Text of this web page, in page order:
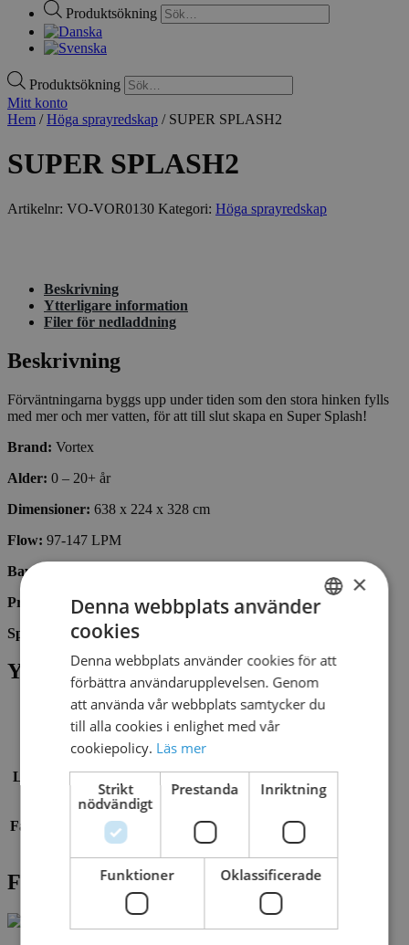
Produktsökning
Produktsökning
Mitt konto
Hem /Höga sprayredskap / SUPER SPLASH2
SUPER SPLASH2
Artikelnr: VO-VOR0130 Kategori: Höga sprayredskap
Beskrivning
Ytterligare information
Filer för nedladdning
Beskrivning
Förväntningarna byggs upp under tiden som den stora hinken fylls
med mer och mer vatten, för att till slut skapa en Super Splash!
Brand: Vortex
Alder: 0 – 20+ år
Dimensioner: 638 x 224 x 328 cm
Flow: 97-147 LPM
Bay:
Pressure:
0.7-1.0 BAR
Spray Zone:883.92 X 1524.00 cm
Ytterligare information
Material Stål
Lekredskap Vattenlek
Fallunderlag Krävs inte
Filer för nedladdning
DANISH
×
Denna webbplats använder
cookies
Denna webbplats använder cookies för att
förbättra användarupplevelsen. Genom
att använda vår webbplats samtycker du
till alla cookies i enlighet med vår
cookiepolicy. Läs mer
Strikt
nödvändigt
Prestanda Inriktning
Funktioner Oklassificerade